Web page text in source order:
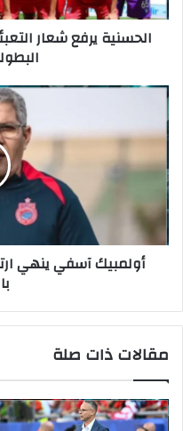
الحسنية يرفع شعار
أولمبيك آسفي ينهي
مقالات ذات صلة